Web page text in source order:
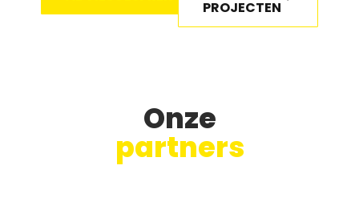
PROJECTEN
Onze
partners